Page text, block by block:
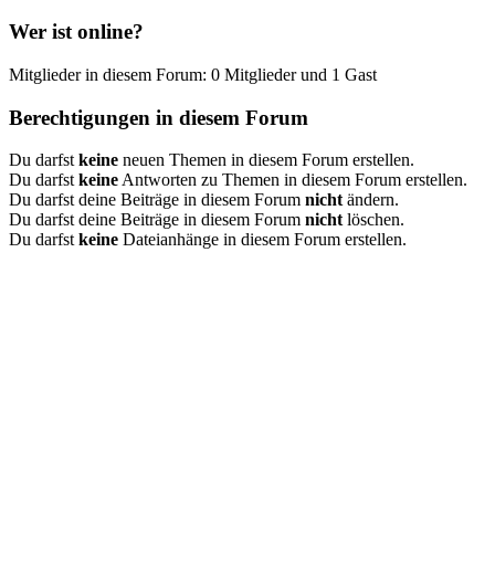
Wer ist online?
Mitglieder in diesem Forum: 0 Mitglieder und 1 Gast
Berechtigungen in diesem Forum
Du darfst keine neuen Themen in diesem Forum erstellen.
Du darfst keine Antworten zu Themen in diesem Forum erstellen.
Du darfst deine Beiträge in diesem Forum nicht ändern.
Du darfst deine Beiträge in diesem Forum nicht löschen.
Du darfst keine Dateianhänge in diesem Forum erstellen.